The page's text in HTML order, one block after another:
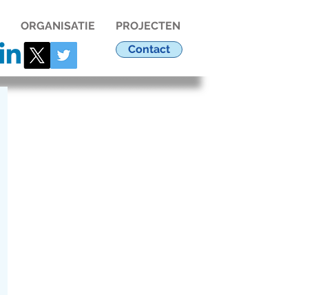
ORGANISATIE
PROJECTEN
Contact